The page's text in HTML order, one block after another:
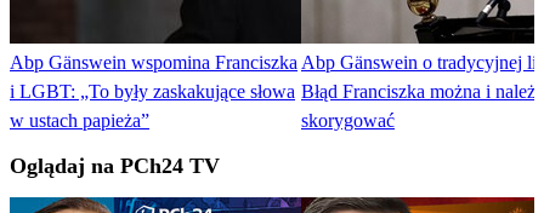
Abp Gänswein wspomina Franciszka
i LGBT: „To były zaskakujące słowa
w ustach papieża”
Abp Gänswein o tradycyjnej
Błąd Franciszka można i należy
skorygować
Oglądaj na PCh24 TV